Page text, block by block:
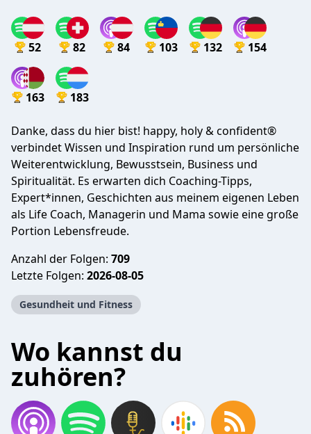
52 82 84 103 132 154
163 183
Danke, dass du hier bist! happy, holy & confident®
verbindet Wissen und Inspiration rund um persönliche
Weiterentwicklung, Bewusstsein, Business und
Spiritualität. Es erwarten dich Coaching-Tipps,
Expert*innen, Geschichten aus meinem eigenen Leben
als Life Coach, Managerin und Mama sowie eine große
Portion Lebensfreude.
Anzahl der Folgen: 709
Letzte Folgen: 2026-08-05
Gesundheit und Fitness
Wo kannst du
zuhören?